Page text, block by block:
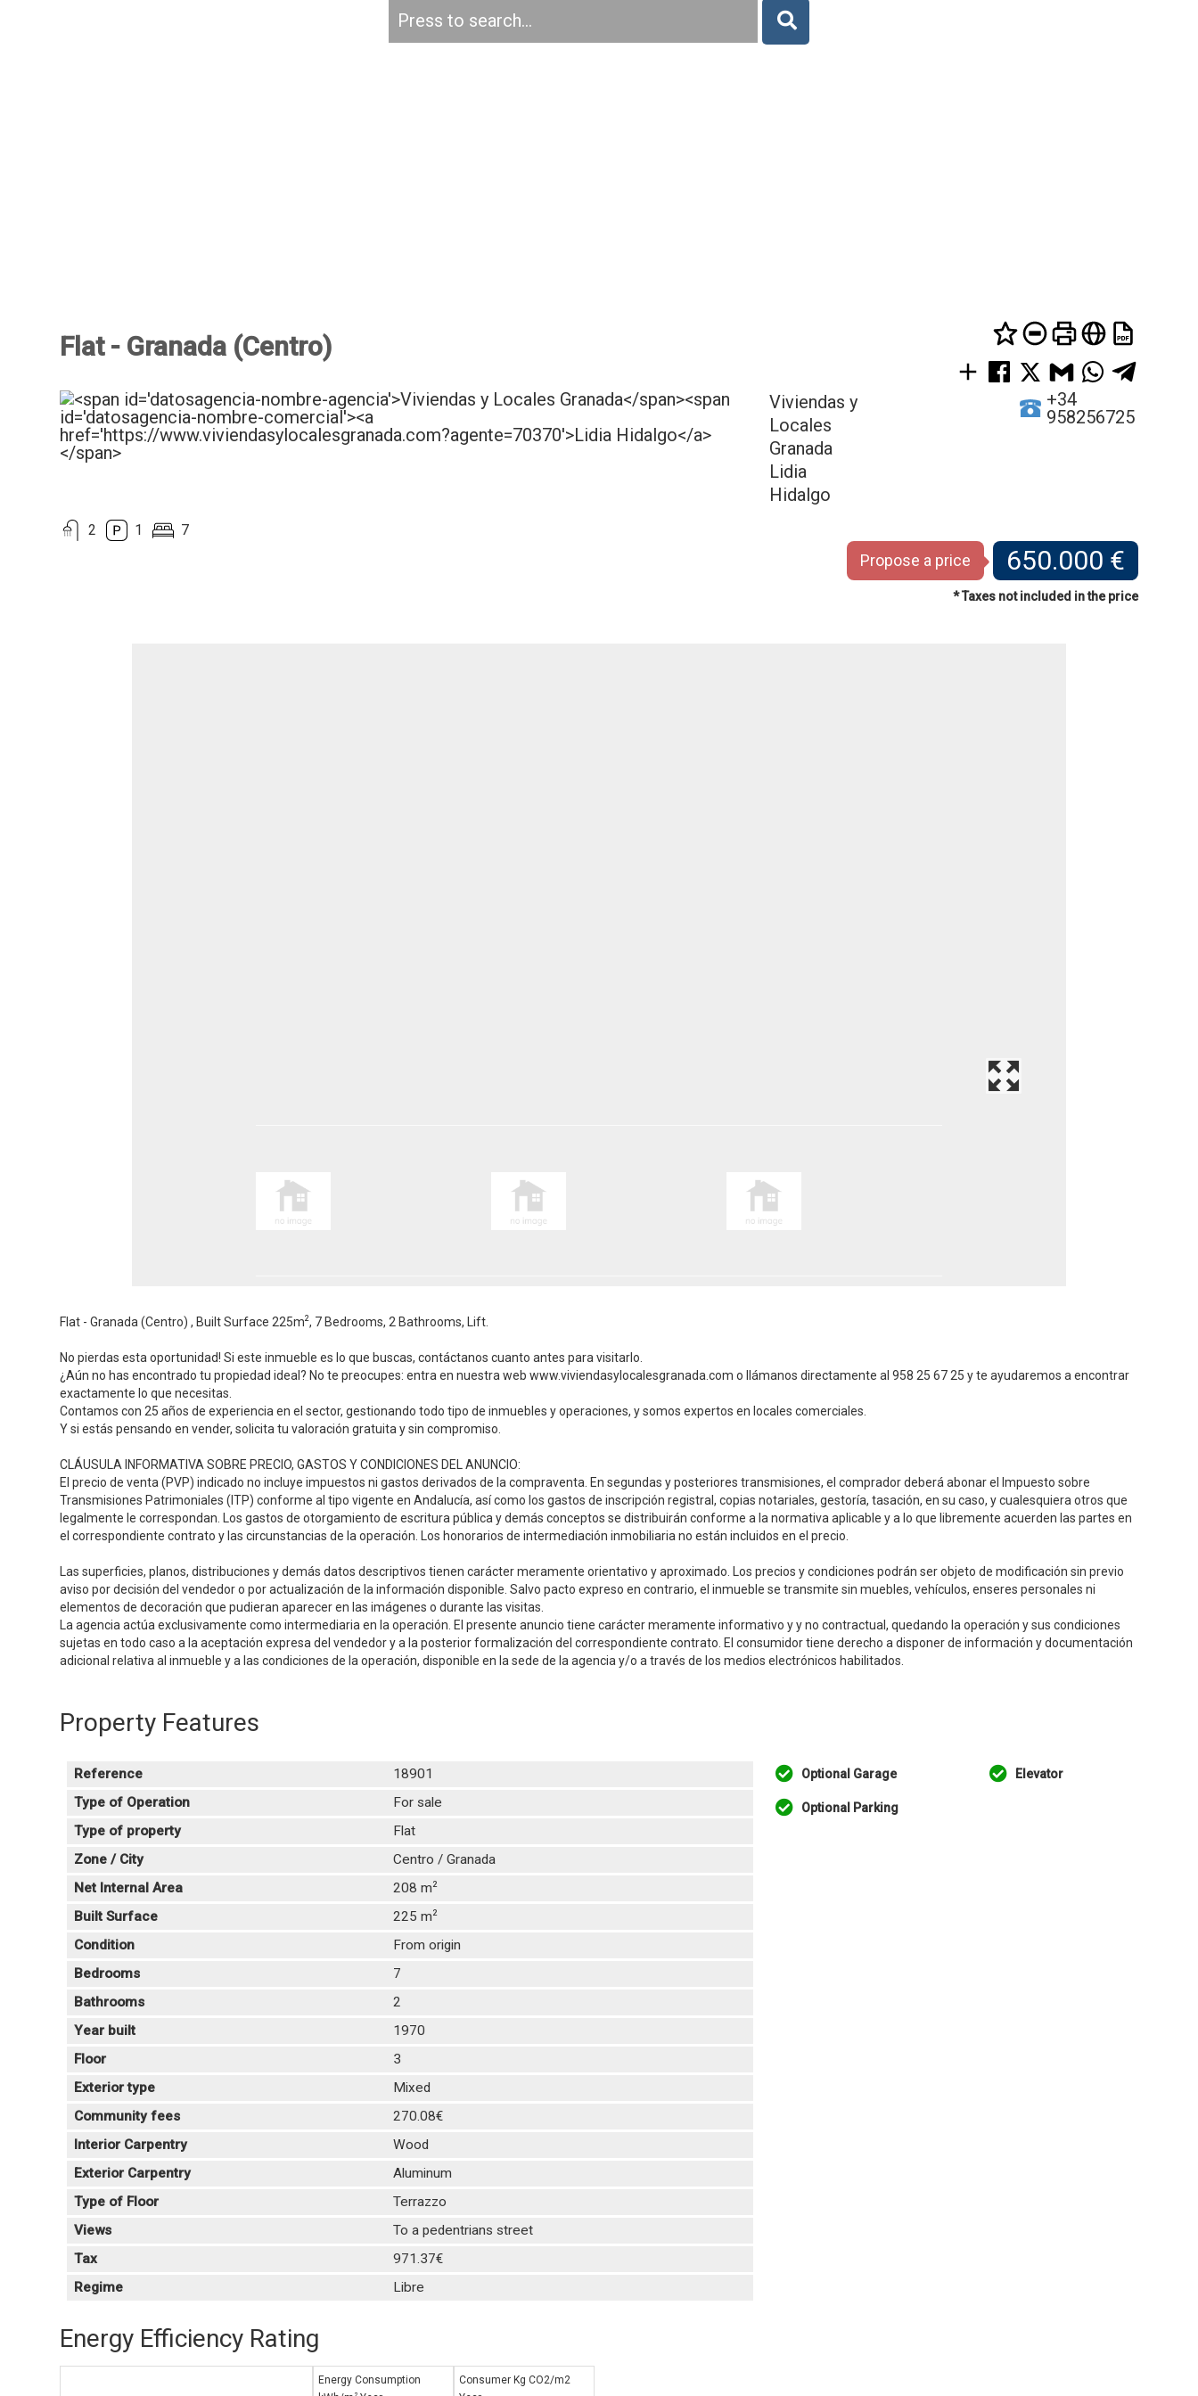
Press to search...
Flat - Granada (Centro)
Viviendas y
Locales
Granada
Lidia
Hidalgo
+34
958256725
2 7
1
Propose a price 650.000 €
* Taxes not included in the price
Flat - Granada (Centro) , Built Surface 225m2, 7 Bedrooms, 2 Bathrooms, Lift.
No pierdas esta oportunidad! Si este inmueble es lo que buscas, contáctanos cuanto antes para visitarlo.
¿Aún no has encontrado tu propiedad ideal? No te preocupes: entra en nuestra web www.viviendasylocalesgranada.com o llámanos directamente al 958 25 67 25 y te ayudaremos a encontrar
exactamente lo que necesitas.
Contamos con 25 años de experiencia en el sector, gestionando todo tipo de inmuebles y operaciones, y somos expertos en locales comerciales.
Y si estás pensando en vender, solicita tu valoración gratuita y sin compromiso.
CLÁUSULA INFORMATIVA SOBRE PRECIO, GASTOS Y CONDICIONES DEL ANUNCIO:
El precio de venta (PVP) indicado no incluye impuestos ni gastos derivados de la compraventa. En segundas y posteriores transmisiones, el comprador deberá abonar el Impuesto sobre
Transmisiones Patrimoniales (ITP) conforme al tipo vigente en Andalucía, así como los gastos de inscripción registral, copias notariales, gestoría, tasación, en su caso, y cualesquiera otros que
legalmente le correspondan. Los gastos de otorgamiento de escritura pública y demás conceptos se distribuirán conforme a la normativa aplicable y a lo que libremente acuerden las partes en
el correspondiente contrato y las circunstancias de la operación. Los honorarios de intermediación inmobiliaria no están incluidos en el precio.
Las superficies, planos, distribuciones y demás datos descriptivos tienen carácter meramente orientativo y aproximado. Los precios y condiciones podrán ser objeto de modificación sin previo
aviso por decisión del vendedor o por actualización de la información disponible. Salvo pacto expreso en contrario, el inmueble se transmite sin muebles, vehículos, enseres personales ni
elementos de decoración que pudieran aparecer en las imágenes o durante las visitas.
La agencia actúa exclusivamente como intermediaria en la operación. El presente anuncio tiene carácter meramente informativo y y no contractual, quedando la operación y sus condiciones
sujetas en todo caso a la aceptación expresa del vendedor y a la posterior formalización del correspondiente contrato. El consumidor tiene derecho a disponer de información y documentación
adicional relativa al inmueble y a las condiciones de la operación, disponible en la sede de la agencia y/o a través de los medios electrónicos habilitados.
Property Features
Reference
18901
Type of Operation
For sale
Type of property
Flat
Zone / City
Centro / Granada
Net Internal Area
208 m2
Built Surface 225 m2
Condition
From origin
Bedrooms
7
Bathrooms
2
Year built
1970
Floor
3
Exterior type
Mixed
Community fees
270.08€
Interior Carpentry
Wood
Exterior Carpentry
Aluminum
Type of Floor
Terrazzo
Views
To a pedentrians street
Tax
971.37€
Regime
Libre
Optional Garage Elevator
Optional Parking
Energy Efficiency Rating
Energy Consumption
Consumer Kg CO2/m2